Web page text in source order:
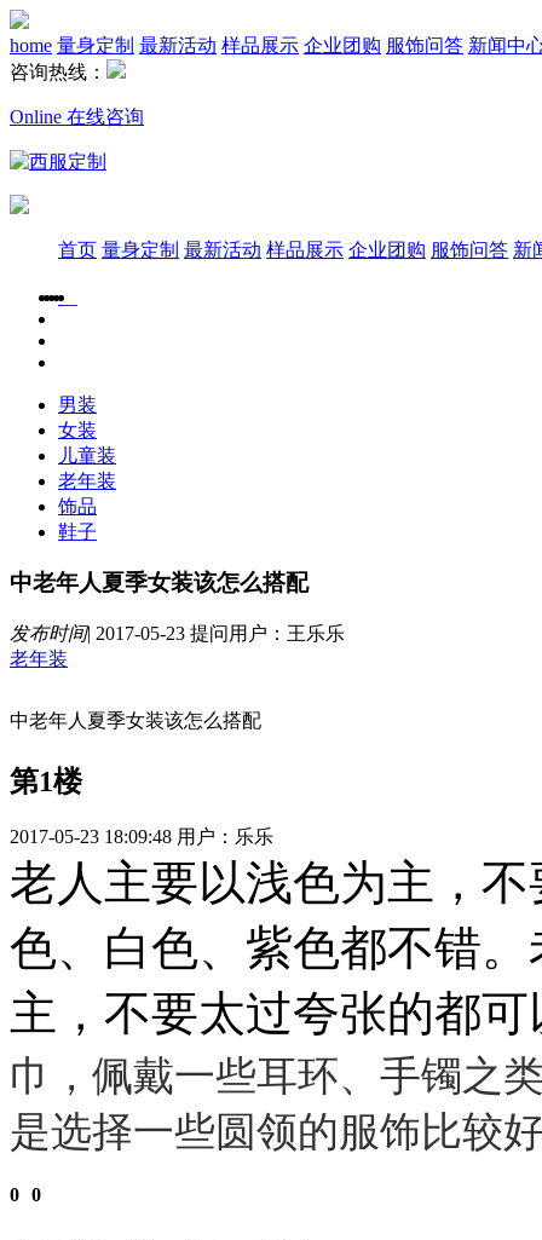
home 量身定制 最新活动 样品展示 企业团购 服饰问答 新闻中
咨询热线：
Online 在线咨询
首页 量身定制 最新活动 样品展示 企业团购 服饰问答 新
男装
女装
儿童装
老年装
饰品
鞋子
中老年人夏季女装该怎么搭配
发布时间| 2017-05-23 提问用户：王乐乐
老年装
中老年人夏季女装该怎么搭配
第1楼
2017-05-23 18:09:48 用户：乐乐
老人主要以浅色为主，
色、白色、紫色都不错
主，不要太过夸张的都可
巾，佩戴一些耳环、手镯之
是选择一些圆领的服饰比较
0 0